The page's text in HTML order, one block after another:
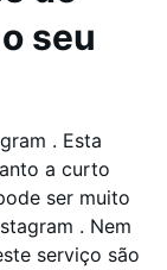
seu
. Esta
a curto
ser muito
. Nem
serviço são